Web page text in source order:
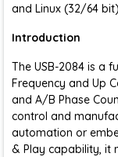
and Linux (32/64 bit)
Introduction
The USB-2084 is a
Frequency and Up
and A/B Phase
control and
automation or
& Play capability, it